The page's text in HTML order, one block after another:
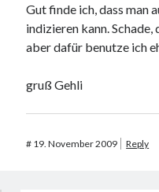
Gut finde ich, dass man
indizieren kann.
aber dafür benutze ich
gruß Gehli
# 19. November 2009 Reply